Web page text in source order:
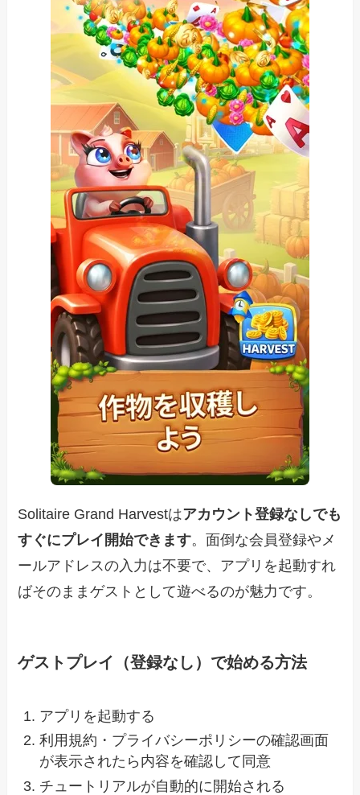
Solitaire Grand Harvestはアカウント登録なしでも
すぐにプレイ開始できます。面倒な会員登録やメ
ールアドレスの入力は不要で、アプリを起動すれ
ばそのままゲストとして遊べるのが魅力です。
ゲストプレイ（登録なし）で始める方法
アプリを起動する
利用規約・プライバシーポリシーの確認画面
が表示されたら内容を確認して同意
チュートリアルが自動的に開始される